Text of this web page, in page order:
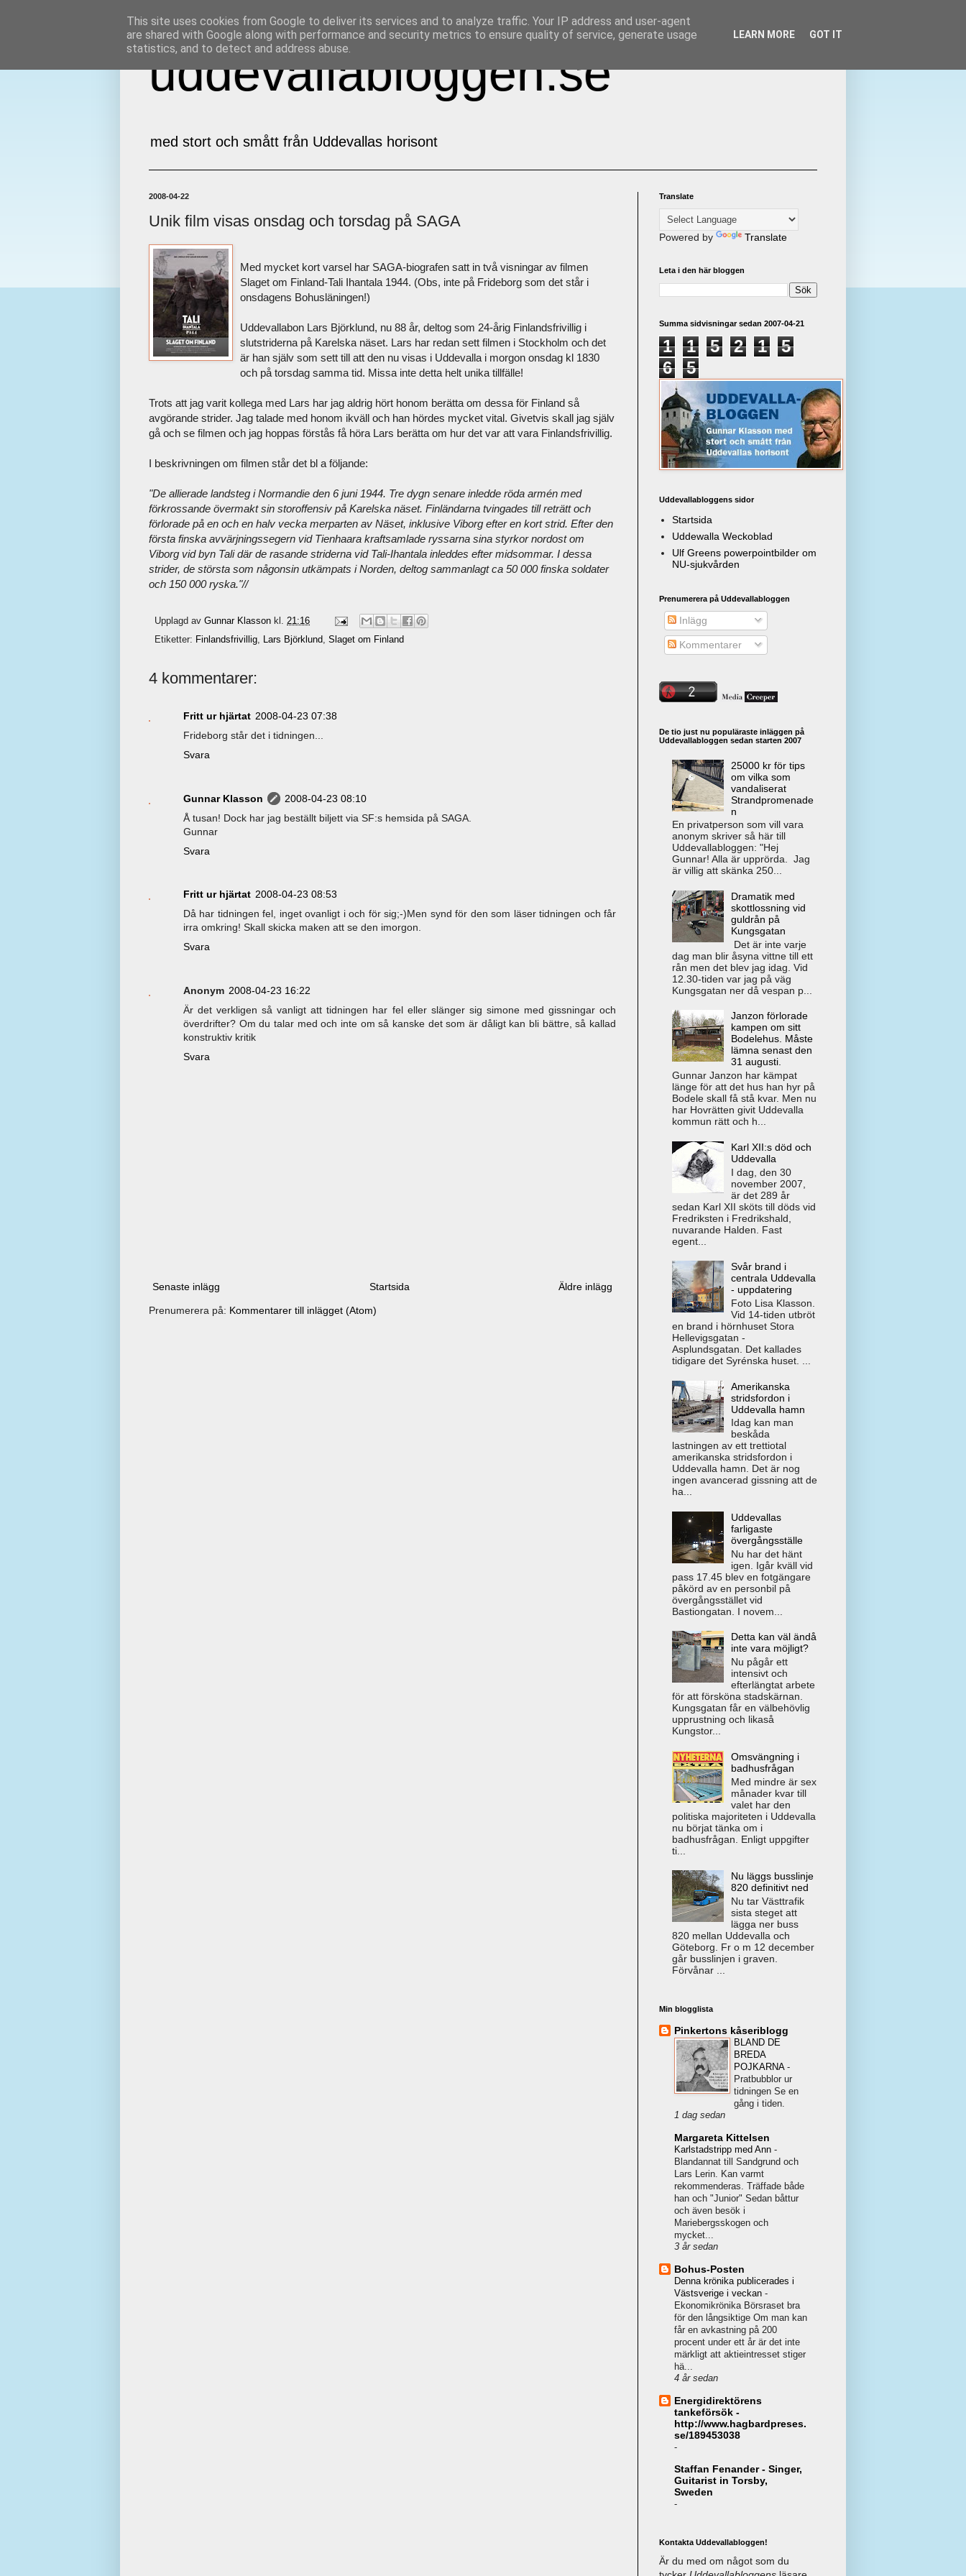
uddevallabloggen.se
med stort och smått från Uddevallas horisont
2008-04-22
Unik film visas onsdag och torsdag på SAGA
Med mycket kort varsel har SAGA-biografen satt in två visningar av filmen
Slaget om Finland-Tali Ihantala 1944. (Obs, inte på Frideborg som det står i
onsdagens Bohusläningen!)
Uddevallabon Lars Björklund, nu 88 år, deltog som 24-årig Finlandsfrivillig i
slutstriderna på Karelska näset. Lars har redan sett filmen i Stockholm och det
är han själv som sett till att den nu visas i Uddevalla i morgon onsdag kl 1830
och på torsdag samma tid. Missa inte detta helt unika tillfälle!
Trots att jag varit kollega med Lars har jag aldrig hört honom berätta om dessa för Finland så
avgörande strider. Jag talade med honom ikväll och han hördes mycket vital. Givetvis skall jag själv
gå och se filmen och jag hoppas förstås få höra Lars berätta om hur det var att vara Finlandsfrivillig.
I beskrivningen om filmen står det bl a följande:
"De allierade landsteg i Normandie den 6 juni 1944. Tre dygn senare inledde röda armén med
förkrossande övermakt sin storoffensiv på Karelska näset. Finländarna tvingades till reträtt och
förlorade på en och en halv vecka merparten av Näset, inklusive Viborg efter en kort strid. Efter den
första finska avvärjningssegern vid Tienhaara kraftsamlade ryssarna sina styrkor nordost om
Viborg vid byn Tali där de rasande striderna vid Tali-Ihantala inleddes efter midsommar. I dessa
strider, de största som någonsin utkämpats i Norden, deltog sammanlagt ca 50 000 finska soldater
och 150 000 ryska."//
Upplagd av Gunnar Klasson kl. 21:16
Etiketter: Finlandsfrivillig, Lars Björklund, Slaget om Finland
4 kommentarer:
Fritt ur hjärtat 2008-04-23 07:38
Frideborg står det i tidningen...
Svara
Gunnar Klasson
2008-04-23 08:10
Å tusan! Dock har jag beställt biljett via SF:s hemsida på SAGA.
Gunnar
Svara
Fritt ur hjärtat 2008-04-23 08:53
Då har tidningen fel, inget ovanligt i och för sig;-)Men synd för den som läser tidningen och får
irra omkring! Skall skicka maken att se den imorgon.
Svara
Anonym 2008-04-23 16:22
Är det verkligen så vanligt att tidningen har fel eller slänger sig simone med gissningar och
överdrifter? Om du talar med och inte om så kanske det som är dåligt kan bli bättre, så kallad
konstruktiv kritik
Svara
Senaste inlägg Äldre inlägg
Startsida
Prenumerera på: Kommentarer till inlägget (Atom)
Translate
Powered by Translate
Leta i den här bloggen
Summa sidvisningar sedan 2007-04-21
1 1 5 2 1
5
6
5
Uddevallabloggens sidor
Startsida
Uddewalla Weckoblad
Ulf Greens powerpointbilder om
NU-sjukvården
Prenumerera på Uddevallabloggen
Inlägg
Kommentarer
De tio just nu populäraste inläggen på
Uddevallabloggen sedan starten 2007
25000 kr för tips
om vilka som
vandaliserat
Strandpromenade
n
En privatperson som vill vara
anonym skriver så här till
Uddevallabloggen: "Hej
Gunnar! Alla är upprörda. Jag
är villig att skänka 250...
Dramatik med
skottlossning vid
guldrån på
Kungsgatan
Det är inte varje
dag man blir åsyna vittne till ett
rån men det blev jag idag. Vid
12.30-tiden var jag på väg
Kungsgatan ner då vespan p...
Janzon förlorade
kampen om sitt
Bodelehus. Måste
lämna senast den
31 augusti.
Gunnar Janzon har kämpat
länge för att det hus han hyr på
Bodele skall få stå kvar. Men nu
har Hovrätten givit Uddevalla
kommun rätt och h...
Karl XII:s död och
Uddevalla
I dag, den 30
november 2007,
är det 289 år
sedan Karl XII sköts till döds vid
Fredriksten i Fredrikshald,
nuvarande Halden. Fast
egent...
Svår brand i
centrala Uddevalla
- uppdatering
Foto Lisa Klasson.
Vid 14-tiden utbröt
en brand i hörnhuset Stora
Hellevigsgatan -
Asplundsgatan. Det kallades
tidigare det Syrénska huset. ...
Amerikanska
stridsfordon i
Uddevalla hamn
Idag kan man
beskåda
lastningen av ett trettiotal
amerikanska stridsfordon i
Uddevalla hamn. Det är nog
ingen avancerad gissning att de
ha...
Uddevallas
farligaste
övergångsställe
Nu har det hänt
igen. Igår kväll vid
pass 17.45 blev en fotgängare
påkörd av en personbil på
övergångsstället vid
Bastiongatan. I novem...
Detta kan väl ändå
inte vara möjligt?
Nu pågår ett
intensivt och
efterlängtat arbete
för att försköna stadskärnan.
Kungsgatan får en välbehövlig
upprustning och likaså
Kungstor...
Omsvängning i
badhusfrågan
Med mindre är sex
månader kvar till
valet har den
politiska majoriteten i Uddevalla
nu börjat tänka om i
badhusfrågan. Enligt uppgifter
ti...
Nu läggs busslinje
820 definitivt ned
Nu tar Västtrafik
sista steget att
lägga ner buss
820 mellan Uddevalla och
Göteborg. Fr o m 12 december
går busslinjen i graven.
Förvånar ...
Min blogglista
Pinkertons kåseriblogg
BLAND DE
BREDA
POJKARNA -
Pratbubblor ur
tidningen Se en
gång i tiden.
1 dag sedan
Margareta Kittelsen
Karlstadstripp med Ann -
Blandannat till Sandgrund och
Lars Lerin. Kan varmt
rekommenderas. Träffade både
han och "Junior" Sedan båttur
och även besök i
Mariebergsskogen och
mycket...
3 år sedan
Bohus-Posten
Denna krönika publicerades i
Västsverige i veckan -
Ekonomikrönika Börsraset bra
för den långsiktige Om man kan
får en avkastning på 200
procent under ett år är det inte
märkligt att aktieintresset stiger
hä...
4 år sedan
Energidirektörens
tankeförsök -
http://www.hagbardpreses.
se/189453038
-
Staffan Fenander - Singer,
Guitarist in Torsby,
Sweden
-
Kontakta Uddevallabloggen!
Är du med om något som du
This site uses cookies from Google to deliver its services and to analyze traffic. Your IP address and user-agent
are shared with Google along with performance and security metrics to ensure quality of service, generate usage
statistics, and to detect and address abuse.
LEARN MORE GOT IT